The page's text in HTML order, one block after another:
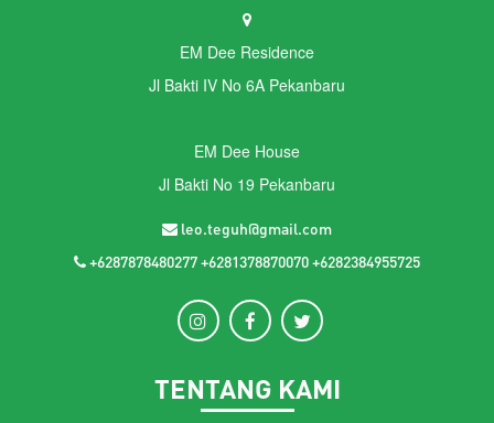
EM Dee Residence
Jl Bakti IV No 6A Pekanbaru
EM Dee House
Jl Bakti No 19 Pekanbaru
leo.teguh@gmail.com
+6287878480277 +6281378870070 +6282384955725
TENTANG KAMI